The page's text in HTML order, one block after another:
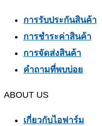
การรับประกันสินค้า
การชำระค่าสินค้า
การจัดส่งสินค้า
คำถามที่พบบ่อย
ABOUT US
เกี่ยวกับไอฟาร์ม